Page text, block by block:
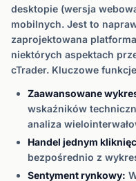
desktopie (wersja
mobilnych. Jest to
zaprojektowana
niektórych aspektach
cTrader. Kluczowe
Zaawansowane
wskaźników
analiza
Handel jednym
bezpośrednio z
Sentyment rynkowy: